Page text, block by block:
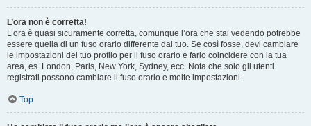
L’ora non è corretta!
L’ora è quasi sicuramente corretta, comunque l’ora che stai vedendo potrebbe
essere quella di un fuso orario differente dal tuo. Se così fosse, devi cambiare
le impostazioni del tuo profilo per il fuso orario e farlo coincidere con la tua
area, es. London, Paris, New York, Sydney, ecc. Nota che solo gli utenti
registrati possono cambiare il fuso orario e molte impostazioni.
Top